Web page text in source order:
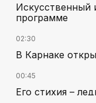
Искусственный
программе
02:30
В Карнаке
00:45
Его стихия –